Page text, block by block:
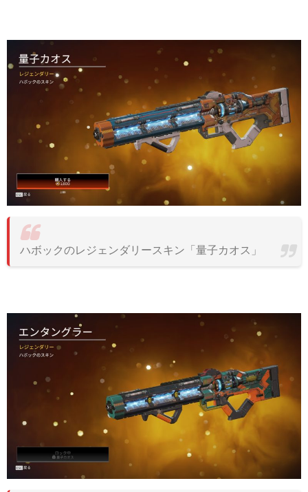
ハボックのレジェンダリースキン「量子カオス」